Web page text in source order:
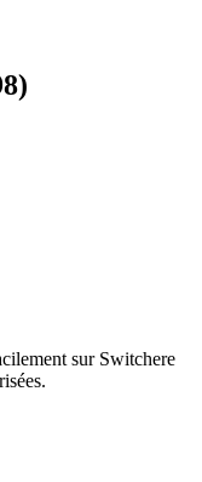
sur Switchere